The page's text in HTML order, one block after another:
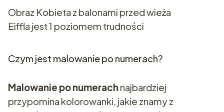
Obraz Kobieta z balonami przed wieża
Eiffla jest 1 poziomem trudności
Czym jest malowanie po numerach?
Malowanie po numerach najbardziej
przypomina kolorowanki, jakie znamy z